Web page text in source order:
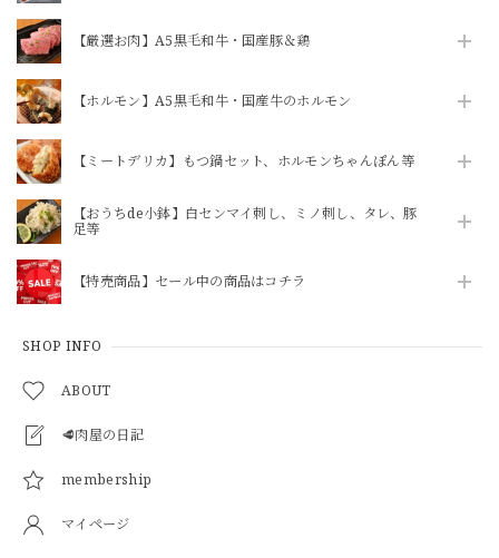
【厳選お肉】A5黒毛和牛・国産豚＆鶏
【ホルモン】A5黒毛和牛・国産牛のホルモン
【ミートデリカ】もつ鍋セット、ホルモンちゃんぽん等
【おうちde小鉢】白センマイ刺し、ミノ刺し、タレ、豚
足等
【特売商品】セール中の商品はコチラ
SHOP INFO
ABOUT
🥩肉屋の日記
membership
マイページ
2026/07/30
いつもありがとうございます！
品物が来てから支払方法が長過ぎる。
【ボイル＆カット済】豚足約1本（1袋に約1本分の5カット入ってます）※酢味噌は別売りです→追加OPや商品追加にて購入をお願いします
いつも利用させていただいております！知人にも紹介して好